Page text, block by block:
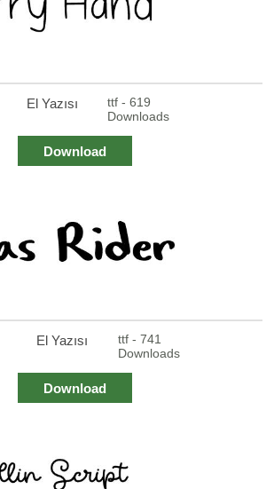
El Yazısı
ttf - 619
Downloads
Download
El Yazısı
ttf - 741
Downloads
Download